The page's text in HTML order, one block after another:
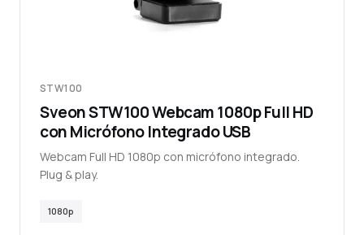
STW100
Sveon STW100 Webcam 1080p Full HD
con Micrófono Integrado USB
Webcam Full HD 1080p con micrófono integrado.
Plug & play.
1080p